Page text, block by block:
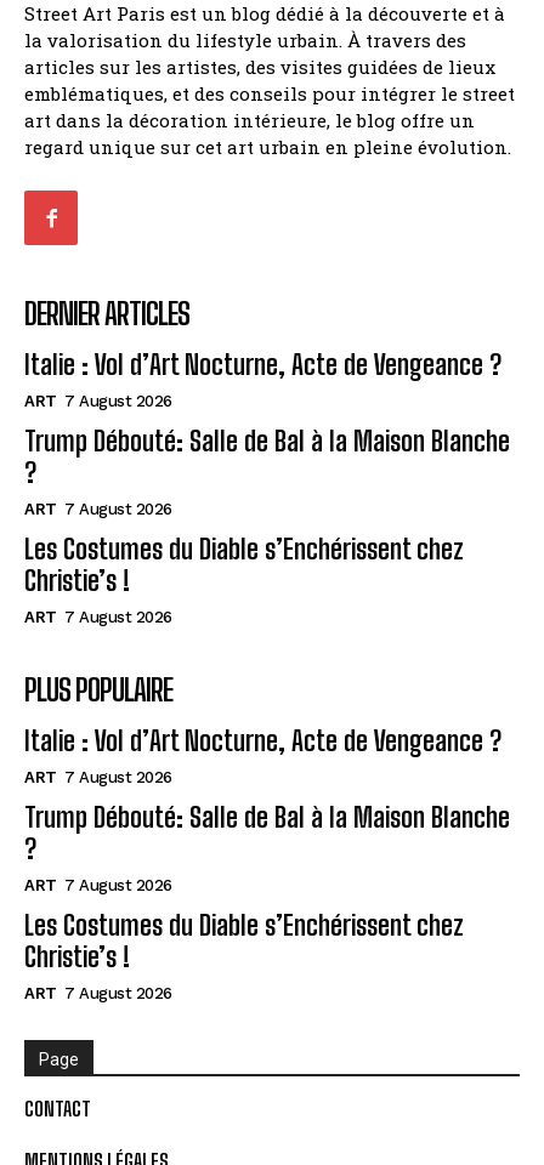
Street Art Paris est un blog dédié à la découverte et à
la valorisation du lifestyle urbain. À travers des
articles sur les artistes, des visites guidées de lieux
emblématiques, et des conseils pour intégrer le street
art dans la décoration intérieure, le blog offre un
regard unique sur cet art urbain en pleine évolution.
DERNIER ARTICLES
Italie : Vol d’Art Nocturne, Acte de Vengeance ?
ART 7 August 2026
Trump Débouté: Salle de Bal à la Maison Blanche
?
ART 7 August 2026
Les Costumes du Diable s’Enchérissent chez
Christie’s !
ART 7 August 2026
PLUS POPULAIRE
Italie : Vol d’Art Nocturne, Acte de Vengeance ?
ART 7 August 2026
Trump Débouté: Salle de Bal à la Maison Blanche
?
ART 7 August 2026
Les Costumes du Diable s’Enchérissent chez
Christie’s !
ART 7 August 2026
Page
CONTACT
MENTIONS LÉGALES